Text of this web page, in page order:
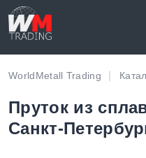
WorldMetall Trading
Пруток из
Санкт-